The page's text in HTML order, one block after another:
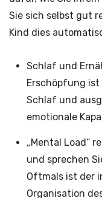
Sie sich selbst gut
Kind dies
Schlaf und
Erschöpfung ist
Schlaf und
emotionale
„Mental Load“
und sprechen
Oftmals ist der
Organisation